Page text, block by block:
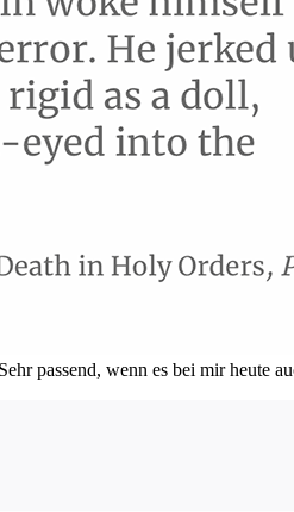
passend, wenn es bei mir heute